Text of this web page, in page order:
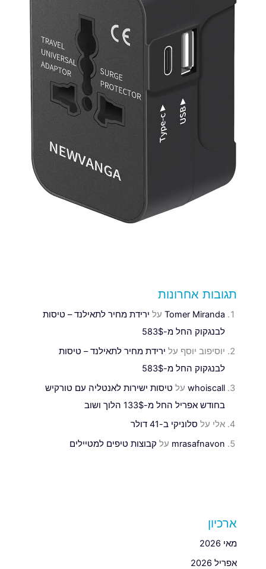
תגובות אחרונות
Tomer Miranda על ירידת מחיר לתאילנד – טיסות
לבנגקוק החל מ-583$
יוסיפוב יוסף על ירידת מחיר לתאילנד – טיסות
לבנגקוק החל מ-583$
whoiscall על טיסות ישירות לאנטליה עם טורקיש
בחודש אפריל החל מ-133$ הלוך ושוב
אלי על סלוניקי ב-41 דולר
mrasafnavon על קבוצות טיפים למטיילים
ארכיון
מאי 2026
אפריל 2026